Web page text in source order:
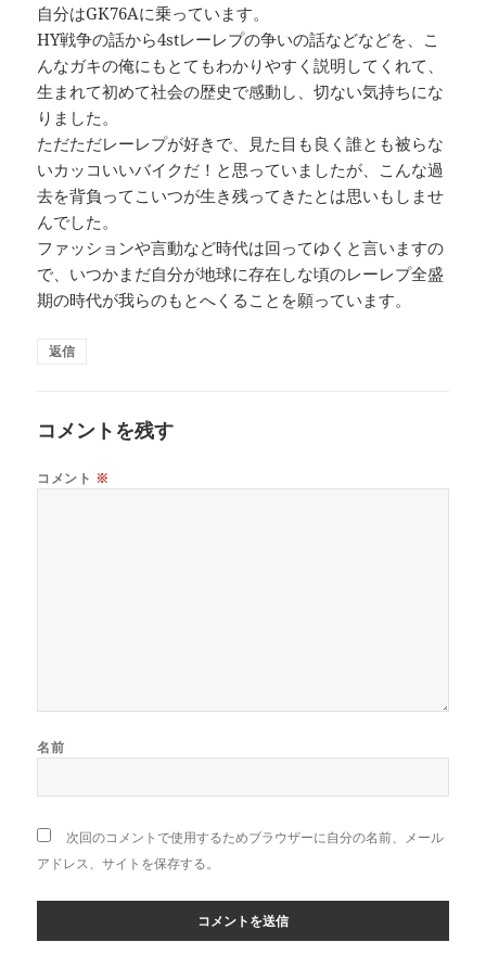
自分はGK76Aに乗っています。
HY戦争の話から4stレーレプの争いの話などなどを、こ
んなガキの俺にもとてもわかりやすく説明してくれて、
生まれて初めて社会の歴史で感動し、切ない気持ちにな
りました。
ただただレーレプが好きで、見た目も良く誰とも被らな
いカッコいいバイクだ！と思っていましたが、こんな過
去を背負ってこいつが生き残ってきたとは思いもしませ
んでした。
ファッションや言動など時代は回ってゆくと言いますの
で、いつかまだ自分が地球に存在しな頃のレーレプ全盛
期の時代が我らのもとへくることを願っています。
返信
コメントを残す
コメント ※
名前
次回のコメントで使用するためブラウザーに自分の名前、メール
アドレス、サイトを保存する。